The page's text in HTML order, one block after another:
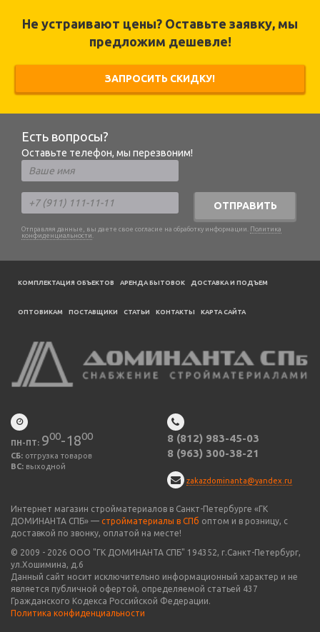
Не устраивают цены? Оставьте заявку, мы
предложим дешевле!
ЗАПРОСИТЬ СКИДКУ!
Есть вопросы?
Оставьте телефон, мы перезвоним!
ОТПРАВИТЬ
Отправляя данные, вы даете свое согласие на обработку информации. Политика
конфиденциальности .
КОМПЛЕКТАЦИЯ ОБЪЕКТОВ АРЕНДА БЫТОВОК ДОСТАВКА И ПОДЪЕМ
ОПТОВИКАМ ПОСТАВЩИКИ CТАТЬИ КОНТАКТЫ КАРТА САЙТА
ПН-ПТ: 900-1800
СБ: отгрузка товаров
ВС: выходной
8 (812) 983-45-03
8 (963) 300-38-21
zakazdominanta@yandex.ru
Интернет магазин стройматериалов в Санкт-Петербурге «ГК
ДОМИНАНТА СПБ» — стройматериалы в СПб оптом и в розницу, с
доставкой по звонку, оплатой на месте!
© 2009 - 2026 ООО "ГК ДОМИНАНТА СПБ" 194352, г.Санкт-Петербург,
ул.Хошимина, д.6
Данный сайт носит исключительно информационный характер и не
является публичной офертой, определяемой статьей 437
Гражданского Кодекса Российской Федерации.
Политика конфиденциальности